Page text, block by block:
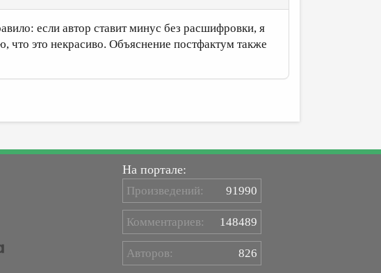
если автор ставит минус без расшифровки, я
что это некрасиво. Объяснение постфактум также
На портале:
Произведений: 91990
Комментариев: 148489
Авторов: 826